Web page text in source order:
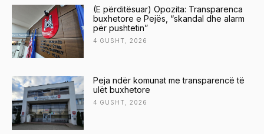
(E përditësuar) Opozita: Transparenca
buxhetore e Pejës, “skandal dhe alarm
për pushtetin”
4 GUSHT, 2026
Peja ndër komunat me transparencë të
ulët buxhetore
4 GUSHT, 2026